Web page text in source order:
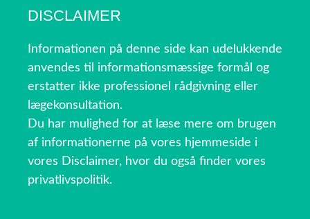
DISCLAIMER
Informationen på denne side kan udelukkende
anvendes til informationsmæssige formål og
erstatter ikke professionel rådgivning eller
lægekonsultation.
Du har mulighed for at læse mere om brugen
af informationerne på vores hjemmeside i
vores Disclaimer, hvor du også finder vores
privatlivspolitik.